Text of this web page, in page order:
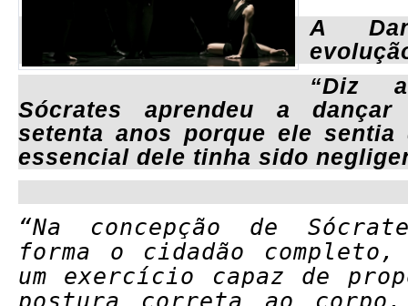
A
“Diz
Sócrates aprendeu a
setenta anos porque ele sentia
essencial dele tinha sido
“Na concepção de
forma o cidadão
um exercício capaz de